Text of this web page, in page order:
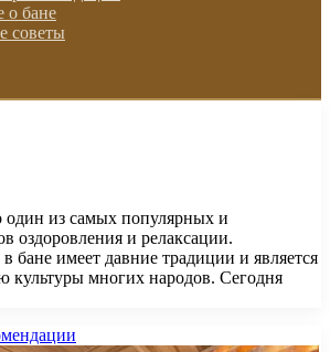
о бане
советы
из самых популярных и
оздоровления и релаксации.
бане имеет давние традиции и является
культуры многих народов. Сегодня